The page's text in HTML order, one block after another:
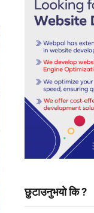
छुटाउनुभयो कि ?